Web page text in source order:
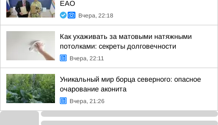
ЕАО
Вчера, 22:18
Как ухаживать за матовыми натяжными
потолками: секреты долговечности
Вчера, 22:11
Уникальный мир борца северного: опасное
очарование аконита
Вчера, 21:26